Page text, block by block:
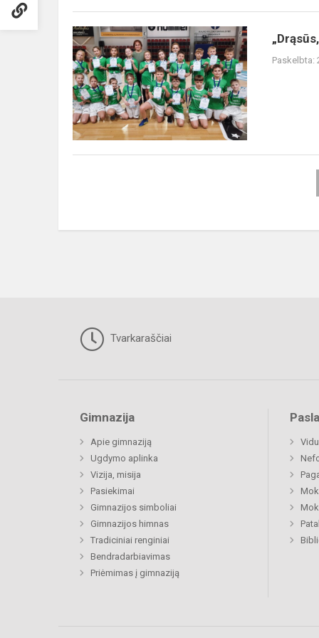
„Drąsūs,
stiprūs,
vikrūs“
estafečių
varžybos
Paskelbta:
Tvarkaraščiai
Gimnazija
Apie gimnaziją
Ugdymo aplinka
Vizija, misija
Pasiekimai
Gimnazijos simboliai
Gimnazijos himnas
Tradiciniai renginiai
Bendradarbiavimas
Priėmimas į gimnaziją